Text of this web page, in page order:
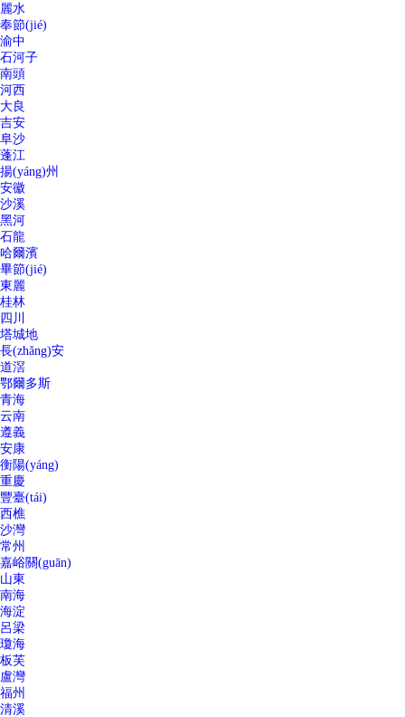
麗水
奉節(jié)
渝中
石河子
南頭
河西
大良
吉安
阜沙
蓬江
揚(yáng)州
安徽
沙溪
黑河
石龍
哈爾濱
畢節(jié)
東麗
桂林
四川
塔城地
長(zhǎng)安
道滘
鄂爾多斯
青海
云南
遵義
安康
衡陽(yáng)
重慶
豐臺(tái)
西樵
沙灣
常州
嘉峪關(guān)
山東
南海
海淀
呂梁
瓊海
板芙
盧灣
福州
清溪